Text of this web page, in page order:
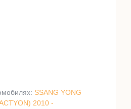
SSANG YONG
2010 -